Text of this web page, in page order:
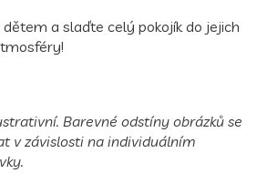
a slaďte celý pokojík do jejich
Barevné odstíny obrázků se
v závislosti na individuálním